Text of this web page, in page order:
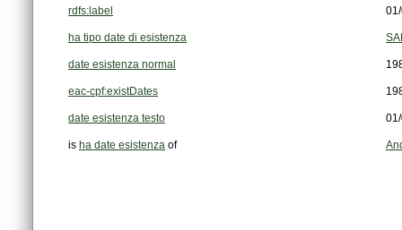
rdfs:label
ha tipo date di esistenza
date esistenza normal
eac-cpf:existDates
date esistenza testo
is ha date esistenza of